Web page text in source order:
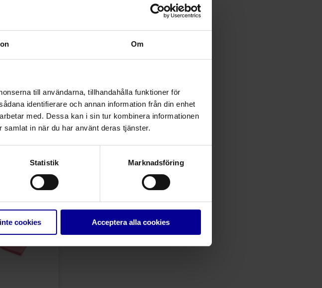
Om
till användarna, tillhandahålla funktioner för
identifierare och annan information från din enhet
med. Dessa kan i sin tur kombinera informationen
in när du har använt deras tjänster.
Statistik Marknadsföring
cookies Acceptera alla cookies